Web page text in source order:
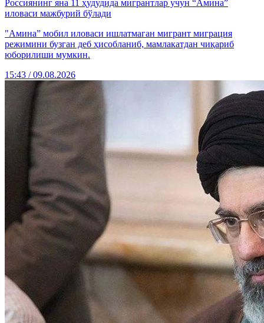
Россиянинг яна 11 ҳудудида мигрантлар учун “Амина”
иловаси мажбурий бўлади
"Амина” мобил иловаси ишлатмаган мигрант миграция
режимини бузган деб ҳисобланиб, мамлакатдан чиқариб
юборилиши мумкин.
15:43 / 09.08.2026